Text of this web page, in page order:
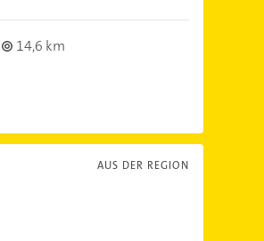
14,6 km
AUS DER REGION